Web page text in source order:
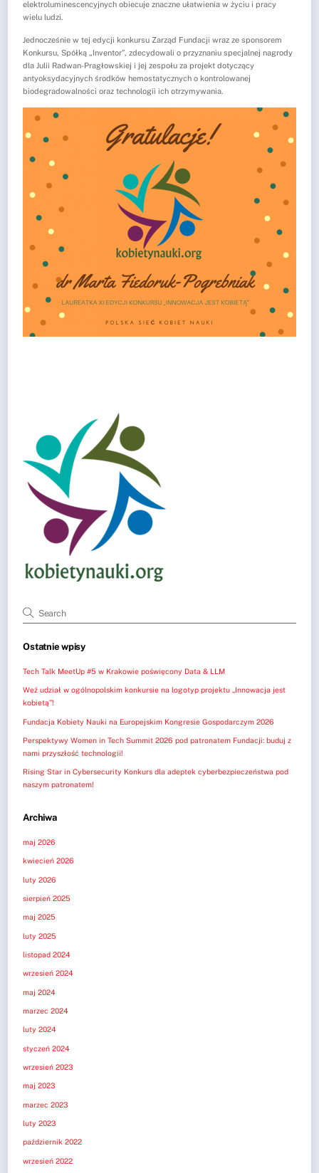
elektroluminescencyjnych obiecuje znaczne ułatwienia w życiu i pracy
wielu ludzi.
Jednocześnie w tej edycji konkursu Zarząd Fundacji wraz ze sponsorem
Konkursu, Spółką „Inventor”, zdecydowali o przyznaniu specjalnej nagrody
dla Julii Radwan-Pragłowskiej i jej zespołu za projekt dotyczący
antyoksydacyjnych środków hemostatycznych o kontrolowanej
biodegradowalności oraz technologii ich otrzymywania.
Ostatnie wpisy
Tech Talk MeetUp #5 w Krakowie poświęcony Data & LLM
Weź udział w ogólnopolskim konkursie na logotyp projektu „Innowacja jest
kobietą”!
Fundacja Kobiety Nauki na Europejskim Kongresie Gospodarczym 2026
Perspektywy Women in Tech Summit 2026 pod patronatem Fundacji: buduj z
nami przyszłość technologii!
Rising Star in Cybersecurity Konkurs dla adeptek cyberbezpieczeństwa pod
naszym patronatem!
Archiwa
maj 2026
kwiecień 2026
luty 2026
sierpień 2025
maj 2025
luty 2025
listopad 2024
wrzesień 2024
maj 2024
marzec 2024
luty 2024
styczeń 2024
wrzesień 2023
maj 2023
marzec 2023
luty 2023
październik 2022
wrzesień 2022